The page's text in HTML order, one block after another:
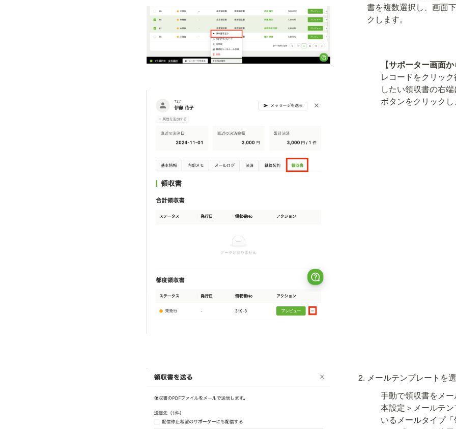
書を複数選択し、画面
クします。
【サポーター画面
レコードをクリッ
したい領収書の右端
ボタンをクリック
メールテンプレートを
手動で領収書をメ
本設定＞メールテ
いるメールタイプ